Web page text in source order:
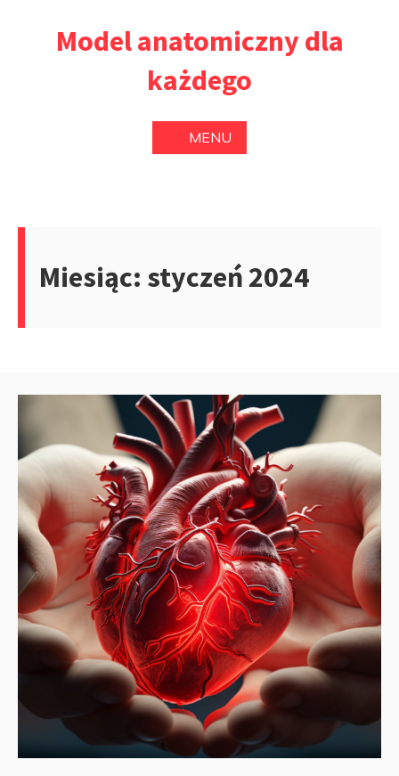
Model anatomiczny dla
każdego
MENU
Miesiąc: styczeń 2024